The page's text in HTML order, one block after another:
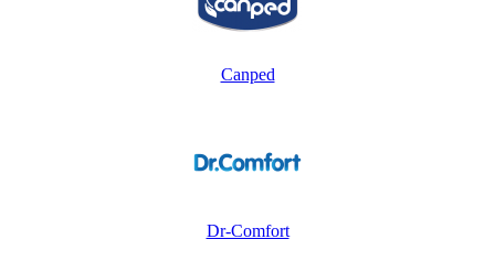
Canped
Dr-Comfort